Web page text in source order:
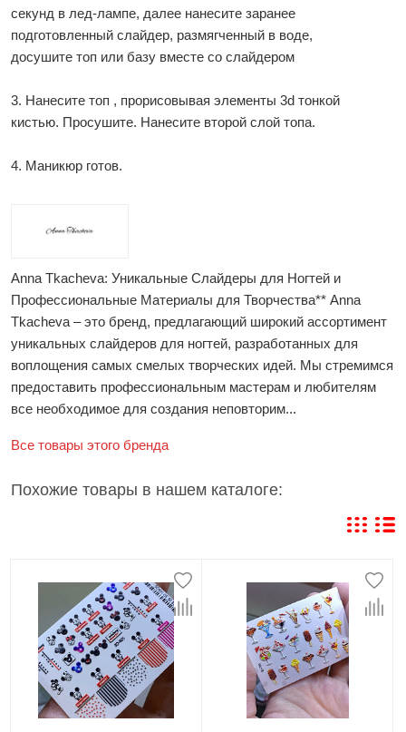
секунд в лед-лампе, далее нанесите заранее
подготовленный слайдер, размягченный в воде,
досушите топ или базу вместе со слайдером
3. Нанесите топ , прорисовывая элементы 3d тонкой
кистью. Просушите. Нанесите второй слой топа.
4. Маникюр готов.
Anna Tkacheva: Уникальные Слайдеры для Ногтей и
Профессиональные Материалы для Творчества** Anna
Tkacheva – это бренд, предлагающий широкий ассортимент
уникальных слайдеров для ногтей, разработанных для
воплощения самых смелых творческих идей. Мы стремимся
предоставить профессиональным мастерам и любителям
все необходимое для создания неповторим...
Все товары этого бренда
Похожие товары в нашем каталоге: